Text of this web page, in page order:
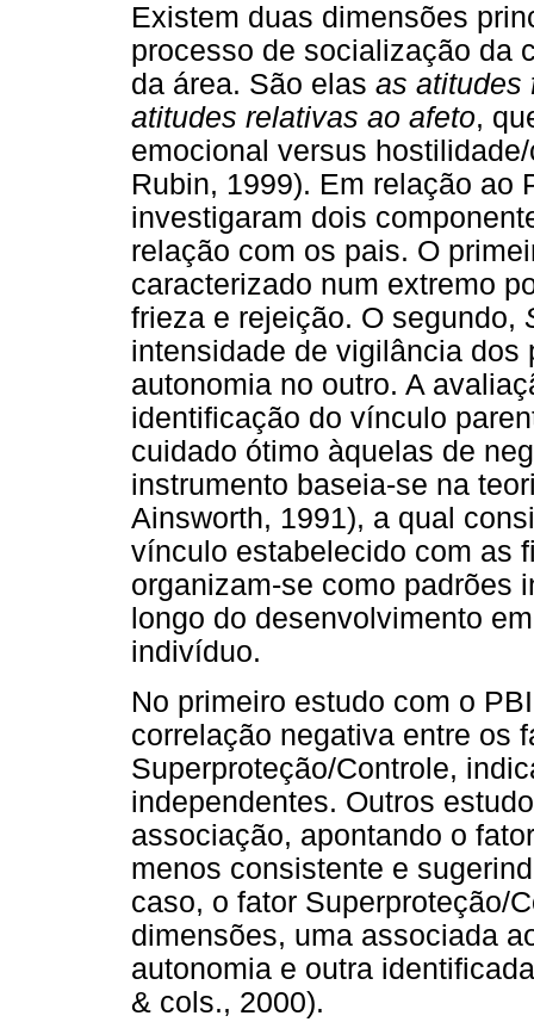
Existem duas dimensões
processo de socialização da
da área. São elas as atitudes
atitudes relativas ao afeto,
emocional versus
Rubin, 1999). Em relação ao
investigaram dois
relação com os pais. O
caracterizado num extremo
frieza e rejeição. O segundo,
intensidade de vigilância dos
autonomia no outro. A
identificação do vínculo
cuidado ótimo àquelas de
instrumento baseia-se na
Ainsworth, 1991), a qual
vínculo estabelecido com as
organizam-se como padrões
longo do desenvolvimento
indivíduo.
No primeiro estudo com o
correlação negativa entre os
Superproteção/Controle,
independentes. Outros
associação, apontando o
menos consistente e
caso, o fator Superproteção/
dimensões, uma associada
autonomia e outra
& cols., 2000).